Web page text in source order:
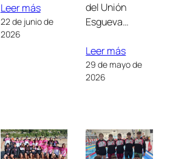
Leer más
22 de junio de
2026
del Unión
Esgueva…
Leer más
29 de mayo de
2026